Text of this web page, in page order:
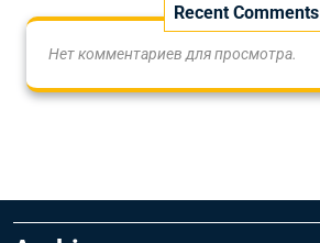
Recent Comments
Нет комментариев для просмотра.